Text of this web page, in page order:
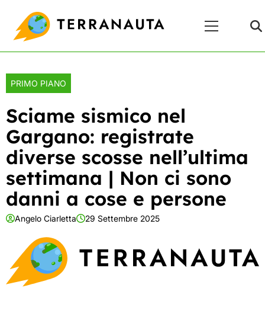
content
Principale
PRIMO PIANO
Sciame sismico nel
Gargano: registrate
diverse scosse nell’ultima
settimana | Non ci sono
danni a cose e persone
Angelo Ciarletta 29 Settembre 2025